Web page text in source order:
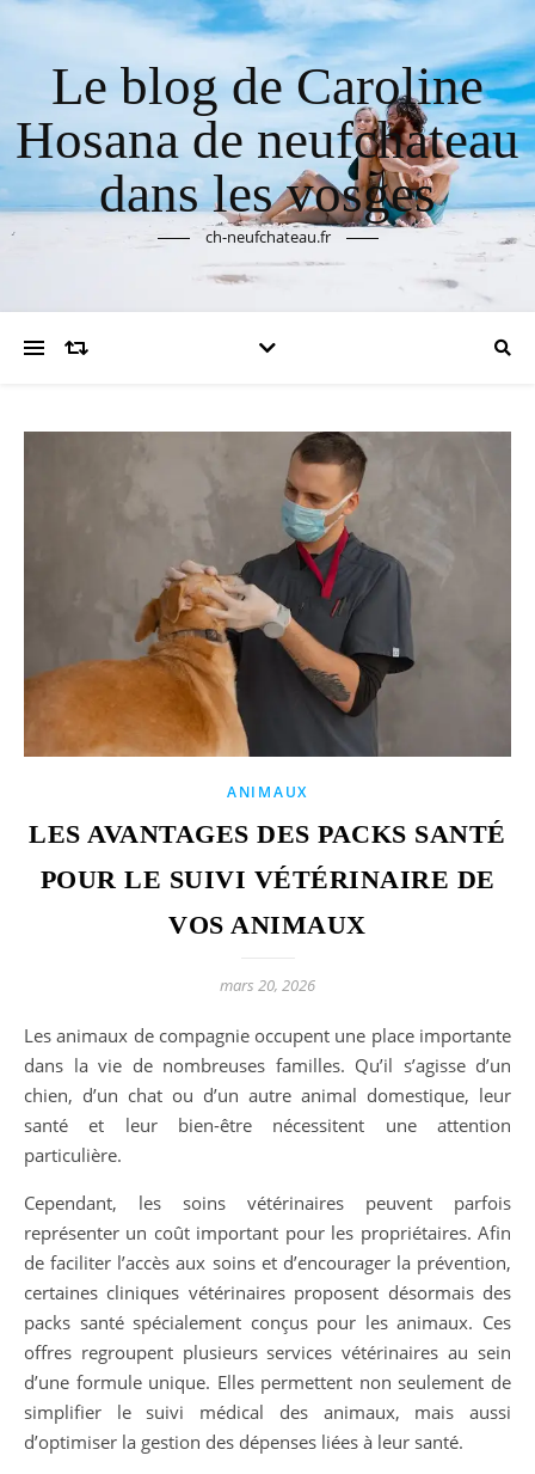
Le blog de Caroline
Hosana de neufchateau
dans les vosges
ch-neufchateau.fr
ANIMAUX
LES AVANTAGES DES PACKS SANTÉ
POUR LE SUIVI VÉTÉRINAIRE DE
VOS ANIMAUX
mars 20, 2026
Les animaux de compagnie occupent une place importante
dans la vie de nombreuses familles. Qu’il s’agisse d’un
chien, d’un chat ou d’un autre animal domestique, leur
santé et leur bien-être nécessitent une attention
particulière.
Cependant, les soins vétérinaires peuvent parfois
représenter un coût important pour les propriétaires. Afin
de faciliter l’accès aux soins et d’encourager la prévention,
certaines cliniques vétérinaires proposent désormais des
packs santé spécialement conçus pour les animaux. Ces
offres regroupent plusieurs services vétérinaires au sein
d’une formule unique. Elles permettent non seulement de
simplifier le suivi médical des animaux, mais aussi
d’optimiser la gestion des dépenses liées à leur santé.